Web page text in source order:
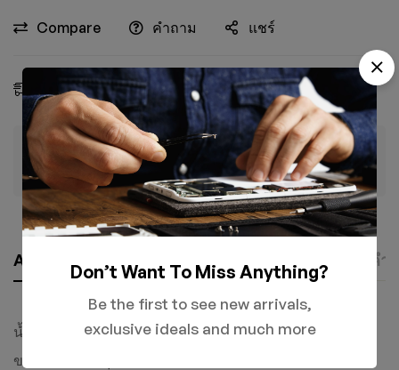
Compare คำถาม แชร์
การจัดส่งโดยประมาณ: 08 - 15 ส.ค., 2026
รับประกันการชำระเงินที่ปลอดภัย
Additional Information คำ
น้ำหนัก
ไม่ระบุ
ขนาด
iphone
Don’t Want To Miss Anything?
Be the first to see new arrivals,
exclusive ideals and much more